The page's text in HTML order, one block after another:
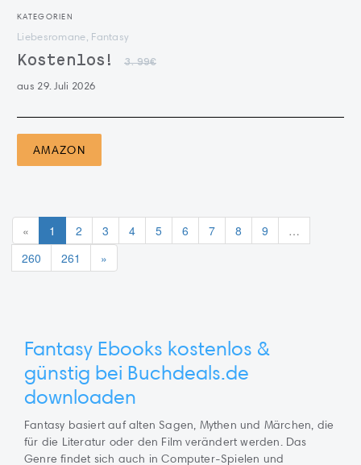
KATEGORIEN
Liebesromane, Fantasy
Kostenlos! 3.99€
aus 29. Juli 2026
AMAZON
« 1 2 3 4 5 6 7 8 9
…
260
261 »
Fantasy Ebooks kostenlos &
günstig bei Buchdeals.de
downloaden
Fantasy basiert auf alten Sagen, Mythen und Märchen, die
für die Literatur oder den Film verändert werden. Das
Genre findet sich auch in Computer-Spielen und